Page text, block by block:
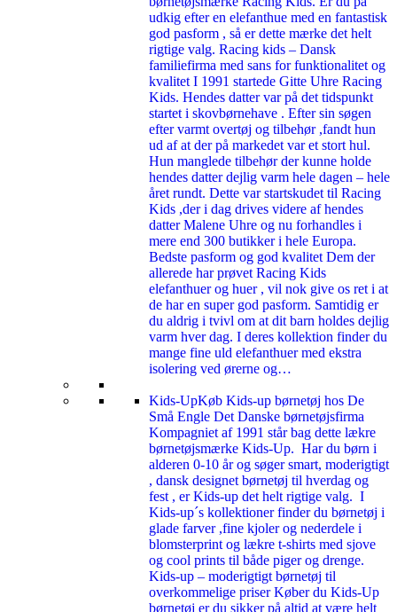
udkig efter en elefanthue med en fantastisk
god pasform , så er dette mærke det helt
rigtige valg. Racing kids – Dansk
familiefirma med sans for funktionalitet og
kvalitet I 1991 startede Gitte Uhre Racing
Kids. Hendes datter var på det tidspunkt
startet i skovbørnehave . Efter sin søgen
efter varmt overtøj og tilbehør ,fandt hun
ud af at der på markedet var et stort hul.
Hun manglede tilbehør der kunne holde
hendes datter dejlig varm hele dagen – hele
året rundt. Dette var startskudet til Racing
Kids ,der i dag drives videre af hendes
datter Malene Uhre og nu forhandles i
mere end 300 butikker i hele Europa.
Bedste pasform og god kvalitet Dem der
allerede har prøvet Racing Kids
elefanthuer og huer , vil nok give os ret i at
de har en super god pasform. Samtidig er
du aldrig i tvivl om at dit barn holdes dejlig
varm hver dag. I deres kollektion finder du
mange fine uld elefanthuer med ekstra
isolering ved ørerne og…
Kids-UpKøb Kids-up børnetøj hos De
Små Engle Det Danske børnetøjsfirma
Kompagniet af 1991 står bag dette lækre
børnetøjsmærke Kids-Up. Har du børn i
alderen 0-10 år og søger smart, moderigtigt
, dansk designet børnetøj til hverdag og
fest , er Kids-up det helt rigtige valg. I
Kids-up´s kollektioner finder du børnetøj i
glade farver ,fine kjoler og nederdele i
blomsterprint og lækre t-shirts med sjove
og cool prints til både piger og drenge.
Kids-up – moderigtigt børnetøj til
overkommelige priser Køber du Kids-Up
børnetøj er du sikker på altid at være helt